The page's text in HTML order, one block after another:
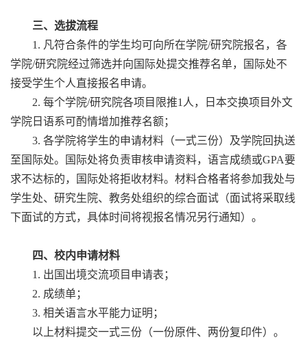
三、选拔流程
1. 凡符合条件的学生均可向所在学院/研究院报名，各
学院/研究院经过筛选并向国际处提交推荐名单，国际处不
接受学生个人直接报名申请。
2. 每个学院/研究院各项目限推1人，日本交换项目外文
学院日语系可酌情增加推荐名额；
3. 各学院将学生的申请材料（一式三份）及学院回执送
至国际处。国际处将负责审核申请资料，语言成绩或GPA要
求不达标的，国际处将拒收材料。材料合格者将参加我处与
学生处、研究生院、教务处组织的综合面试（面试将采取线
下面试的方式，具体时间将视报名情况另行通知）。
四、校内申请材料
1. 出国出境交流项目申请表；
2. 成绩单；
3. 相关语言水平能力证明；
以上材料提交一式三份（一份原件、两份复印件）。